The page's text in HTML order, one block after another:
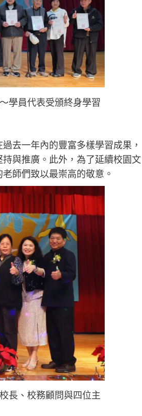
學員代表受頒終身學習
去一年內的豐富多樣學習成果，
與推廣。此外，為了延續校園文
師們致以最崇高的敬意。
長、校務顧問與四位主